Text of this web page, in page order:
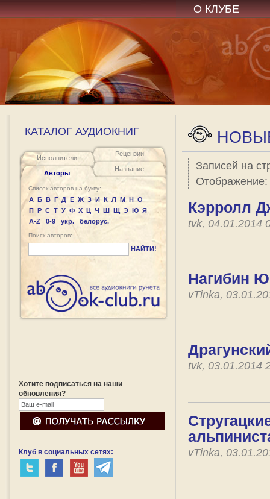
О КЛУБЕ
КАТАЛОГ АУДИОКНИГ
Исполнители
Авторы
Рецензии
Название
Список авторов на букву:
А Б В Г Д Е Ж З И К Л М Н О
П Р С Т У Ф Х Ц Ч Ш Щ Э Ю Я
A-Z
0-9 укр. белорус.
Поиск авторов:
НАЙТИ!
Хотите подписаться на наши
обновления?
Клуб в социальных сетях:
Записей на
Отображение:
Кэрролл
tvk,
Нагибин
vTinka,
tvk,
vTinka,